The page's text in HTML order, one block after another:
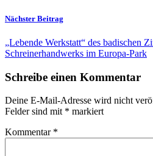
Nächster Beitrag
„Lebende Werkstatt“ des badischen
Schreinerhandwerks im Europa-Park
Schreibe einen Kommentar
Deine E-Mail-Adresse wird nicht
Felder sind mit * markiert
Kommentar *